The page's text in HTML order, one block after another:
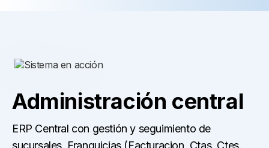
Administración central
ERP Central con gestión y seguimiento de
sucursales, Franquicias (Facturacion, Ctas. Ctes.,